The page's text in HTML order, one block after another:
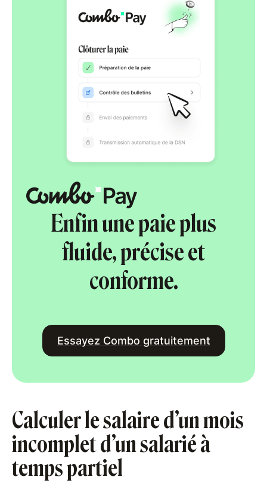
Enfin une paie plus
fluide, précise et
conforme.
Essayez Combo gratuitement
Calculer le salaire d’un mois
incomplet d’un salarié à
temps partiel